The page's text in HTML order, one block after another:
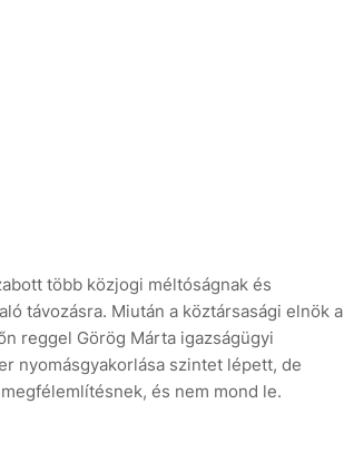
több közjogi méltóságnak és
távozásra. Miután a köztársasági elnök a
reggel Görög Márta igazságügyi
nyomásgyakorlása szintet lépett, de
és nem mond le.